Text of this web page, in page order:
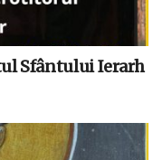
Sfântului Ierarh